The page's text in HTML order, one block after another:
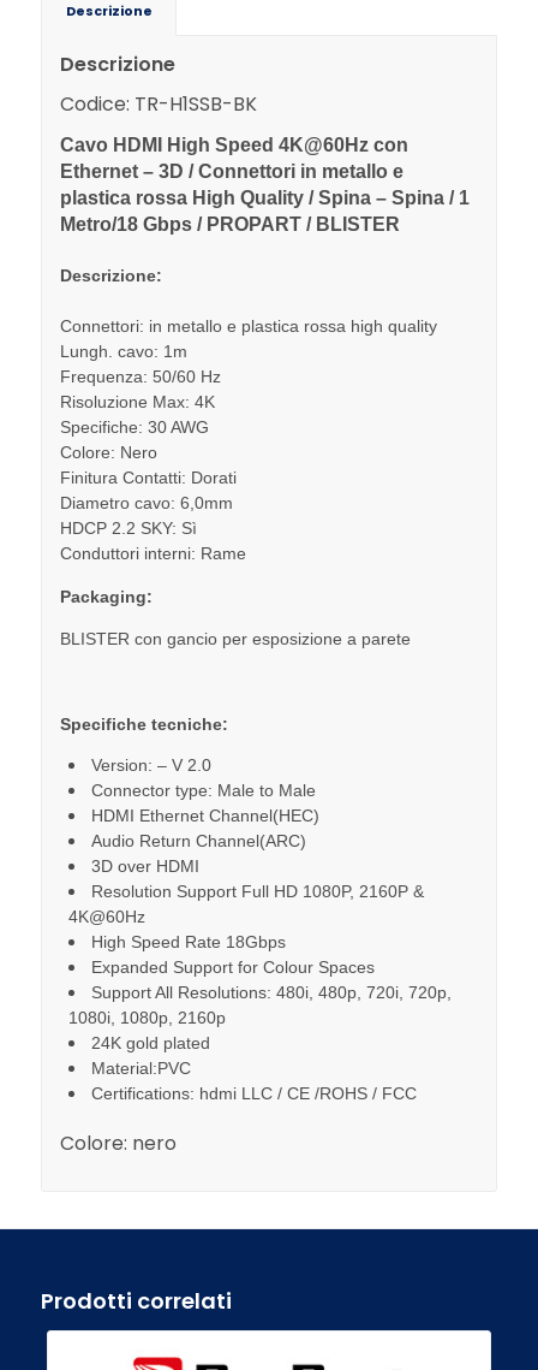
Descrizione
Descrizione
Codice: TR-H1SSB-BK
Cavo HDMI High Speed 4K@60Hz con
Ethernet – 3D / Connettori in metallo e
plastica rossa High Quality / Spina – Spina / 1
Metro/18 Gbps / PROPART / BLISTER
Descrizione:
Connettori: in metallo e plastica rossa high quality
Lungh. cavo: 1m
Frequenza: 50/60 Hz
Risoluzione Max: 4K
Specifiche: 30 AWG
Colore: Nero
Finitura Contatti: Dorati
Diametro cavo: 6,0mm
HDCP 2.2 SKY: Sì
Conduttori interni: Rame
Packaging:
BLISTER con gancio per esposizione a parete
Specifiche tecniche:
Version: – V 2.0
Connector type: Male to Male
HDMI Ethernet Channel(HEC)
Audio Return Channel(ARC)
3D over HDMI
Resolution Support Full HD 1080P, 2160P &
4K@60Hz
High Speed Rate 18Gbps
Expanded Support for Colour Spaces
Support All Resolutions: 480i, 480p, 720i, 720p,
1080i, 1080p, 2160p
24K gold plated
Material:PVC
Certifications: hdmi LLC / CE /ROHS / FCC
Colore: nero
Prodotti correlati